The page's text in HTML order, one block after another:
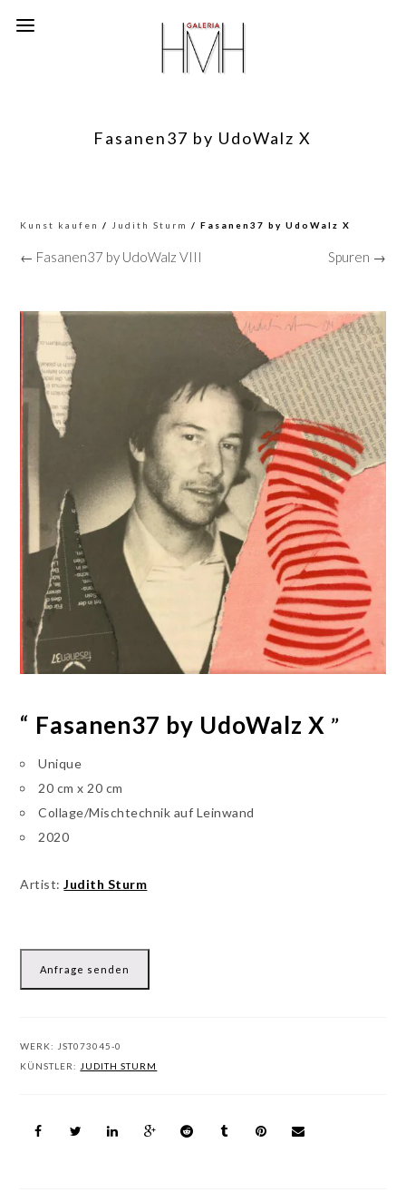
Fasanen37 by UdoWalz X
Kunst kaufen / Judith Sturm / Fasanen37 by UdoWalz X
← Fasanen37 by UdoWalz VIII Spuren →
“ Fasanen37 by UdoWalz X ”
Unique
20 cm x 20 cm
Collage/Mischtechnik auf Leinwand
2020
Artist:Judith Sturm
Anfrage senden
WERK: JST073045-0
KÜNSTLER: JUDITH STURM